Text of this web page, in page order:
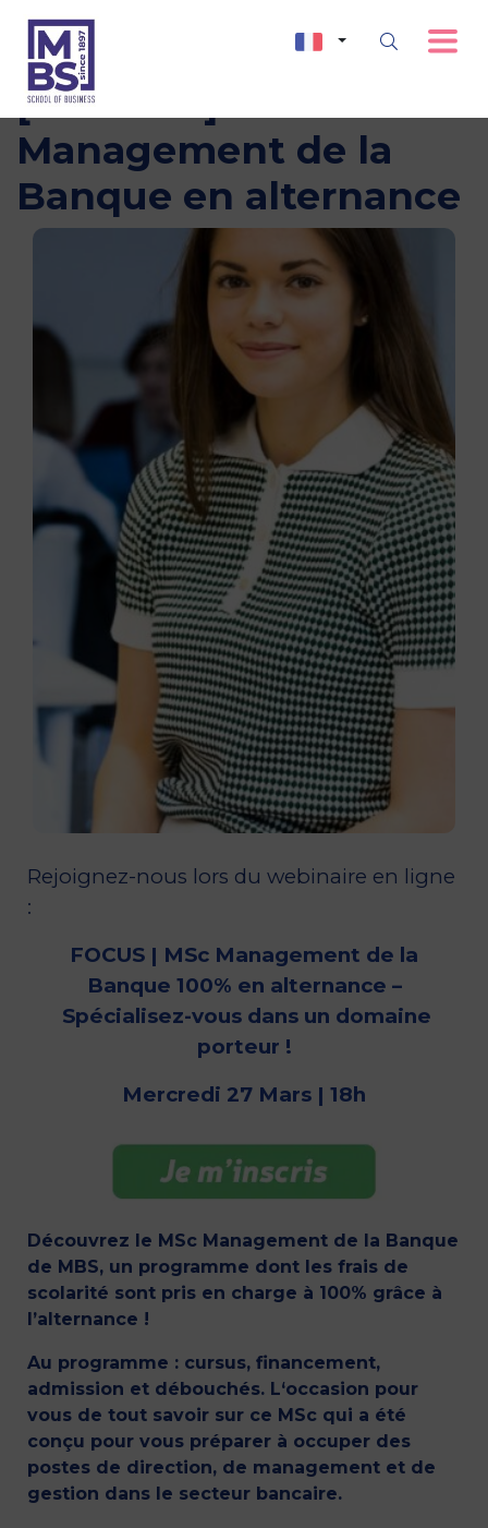
[Webinar] MSc
Management de la
Banque en alternance
Rejoignez-nous lors du webinaire en ligne
:
FOCUS | MSc Management de la
Banque 100% en alternance –
Spécialisez-vous dans un domaine
porteur !
Mercredi 27 Mars | 18h
Découvrez le MSc Management de la Banque
de MBS, un programme dont les frais de
scolarité sont pris en charge à 100% grâce à
l’alternance !
Au programme : cursus, financement,
admission et débouchés. L‘occasion pour
vous de tout savoir sur ce MSc qui a été
conçu pour vous préparer à occuper des
postes de direction, de management et de
gestion dans le secteur bancaire.